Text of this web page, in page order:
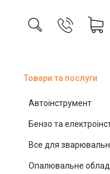
Товари та послуги
Автоінструмент
Бензо та
Все для
Опалювальне